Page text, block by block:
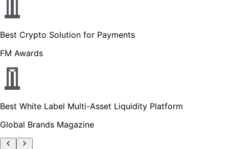
Best Crypto Solution for Payments
FM Awards
Best White Label Multi-Asset Liquidity Platform
Global Brands Magazine